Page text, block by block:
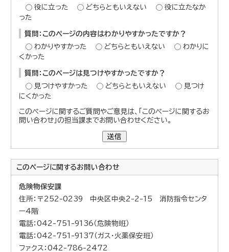
役に立った
どちらともいえない
役に立たなか
った
質問：このページの内容はわかりやすかったですか？
わかりやすかった
どちらともいえない
わかりに
くかった
質問：このページは見つけやすかったですか？
見つけやすかった
どちらともいえない
見つけ
にくかった
このページに関するご質問やご意見は、「このページに関するお
問い合わせ」の担当課までお問い合わせください。
送信
このページに関するお問い合わせ
危険物保安課
住所：〒252-0239 中央区中央2-2-15 消防指令センタ
ー4階
電話：042-751-9136（危険物班）
電話：042-751-9137（ガス・火薬保安班）
ファクス：042-786-2472